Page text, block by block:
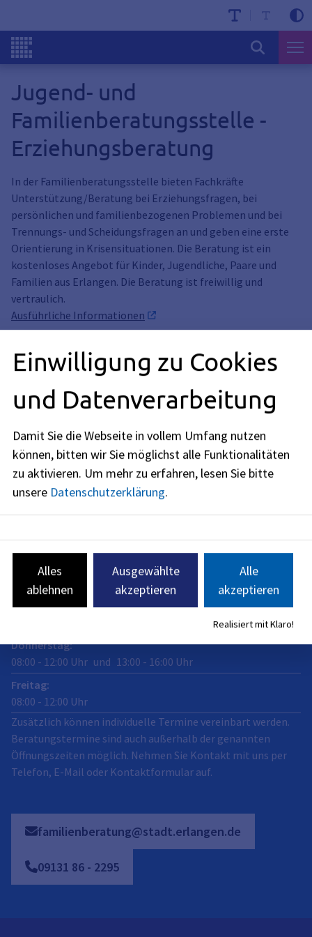
Jugend- und
Familienberatungsstelle -
Erziehungsberatung
In der Familienberatungsstelle bieten Fachkräfte
Unterstützung/Beratung bei Erziehungsfragen, bei
persönlichen und familienbezogenen Problemen und bei
Trennungs- und Scheidungsfragen an und geben eine erste
Orientierung in Krisensituationen. Die Beratung ist ein
kostenloses Angebot für Kinder, Jugendliche, Paare und
Familien aus Erlangen. Die Beratung ist freiwillig und
vertraulich.
Ausführliche Informationen
Anschrift
91052Erlangen
Öffnungszeiten
jetzt geschlossen
08:00-12:00Uhr und 13:00-18:00Uhr
Dienstag
08:00 - 12:00 13:00 - 16:00
Mittwoch:
Donnerstag:
08:00 - 12:00 Uhr und 13:00 - 16:00 Uhr
Freitag:
08:00 - 12:00 Uhr
Zusätzlich können individuelle Termine vereinbart werden.
Beratungstermine sind auch außerhalb der genannten
Öffnungszeiten möglich. Nehmen Sie Kontakt mit uns per
Telefon, E-Mail oder Kontaktformular auf.
familienberatung@stadt.erlangen.de
09131 86 - 2295
Einwilligung zu Cookies
und Datenverarbeitung
Damit Sie die Webseite in vollem Umfang nutzen
können, bitten wir Sie möglichst alle Funktionalitäten
zu aktivieren. Um mehr zu erfahren, lesen Sie bitte
unsere Datenschutzerklärung.
Alles
ablehnen
Ausgewählte
akzeptieren
Alle
akzeptieren
Realisiert mit Klaro!